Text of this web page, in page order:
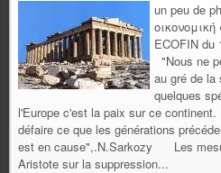
un peu de
ECOFIN
"Nous ne
au gré de la
quelques
l'Europe c'est la paix sur ce
défaire ce que les générations
est en cause",.N.Sarkozy Les
Aristote sur la suppression...